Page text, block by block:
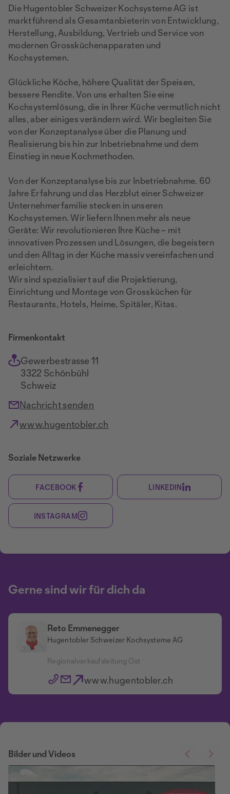
Die Hugentobler Schweizer Kochsysteme AG ist
marktführend als Gesamtanbieterin von Entwicklung,
Herstellung, Ausbildung, Vertrieb und Service von
modernen Grossküchenapparaten und
Kochsystemen.
Glückliche Köche, höhere Qualität der Speisen,
bessere Rendite. Von uns erhalten Sie eine
Kochsystemlösung, die in Ihrer Küche vermutlich nicht
alles, aber einiges verändern wird. Wir begleiten Sie
von der Konzeptanalyse über die Planung und
Realisierung bis hin zur Inbetriebnahme und dem
Einstieg in neue Kochmethoden.
Von der Konzeptanalyse bis zur Inbetriebnahme. 60
Jahre Erfahrung und das Herzblut einer Schweizer
Unternehmerfamilie stecken in unseren
Kochsystemen. Wir liefern Ihnen mehr als neue
Geräte: Wir revolutionieren Ihre Küche – mit
innovativen Prozessen und Lösungen, die begeistern
und den Alltag in der Küche massiv vereinfachen und
erleichtern.
Wir sind spezialisiert auf die Projektierung,
Einrichtung und Montage von Grossküchen für
Restaurants, Hotels, Heime, Spitäler, Kitas.
Firmenkontakt
Gewerbestrasse 11
3322 Schönbühl
Schweiz
Nachricht senden
www.hugentobler.ch
Soziale Netzwerke
FACEBOOK LINKEDIN
INSTAGRAM
Gerne sind wir für dich da
Reto Emmenegger
Hugentobler Schweizer Kochsysteme AG
Regionalverkaufsleitung Ost
www.hugentobler.ch
Bilder und Videos